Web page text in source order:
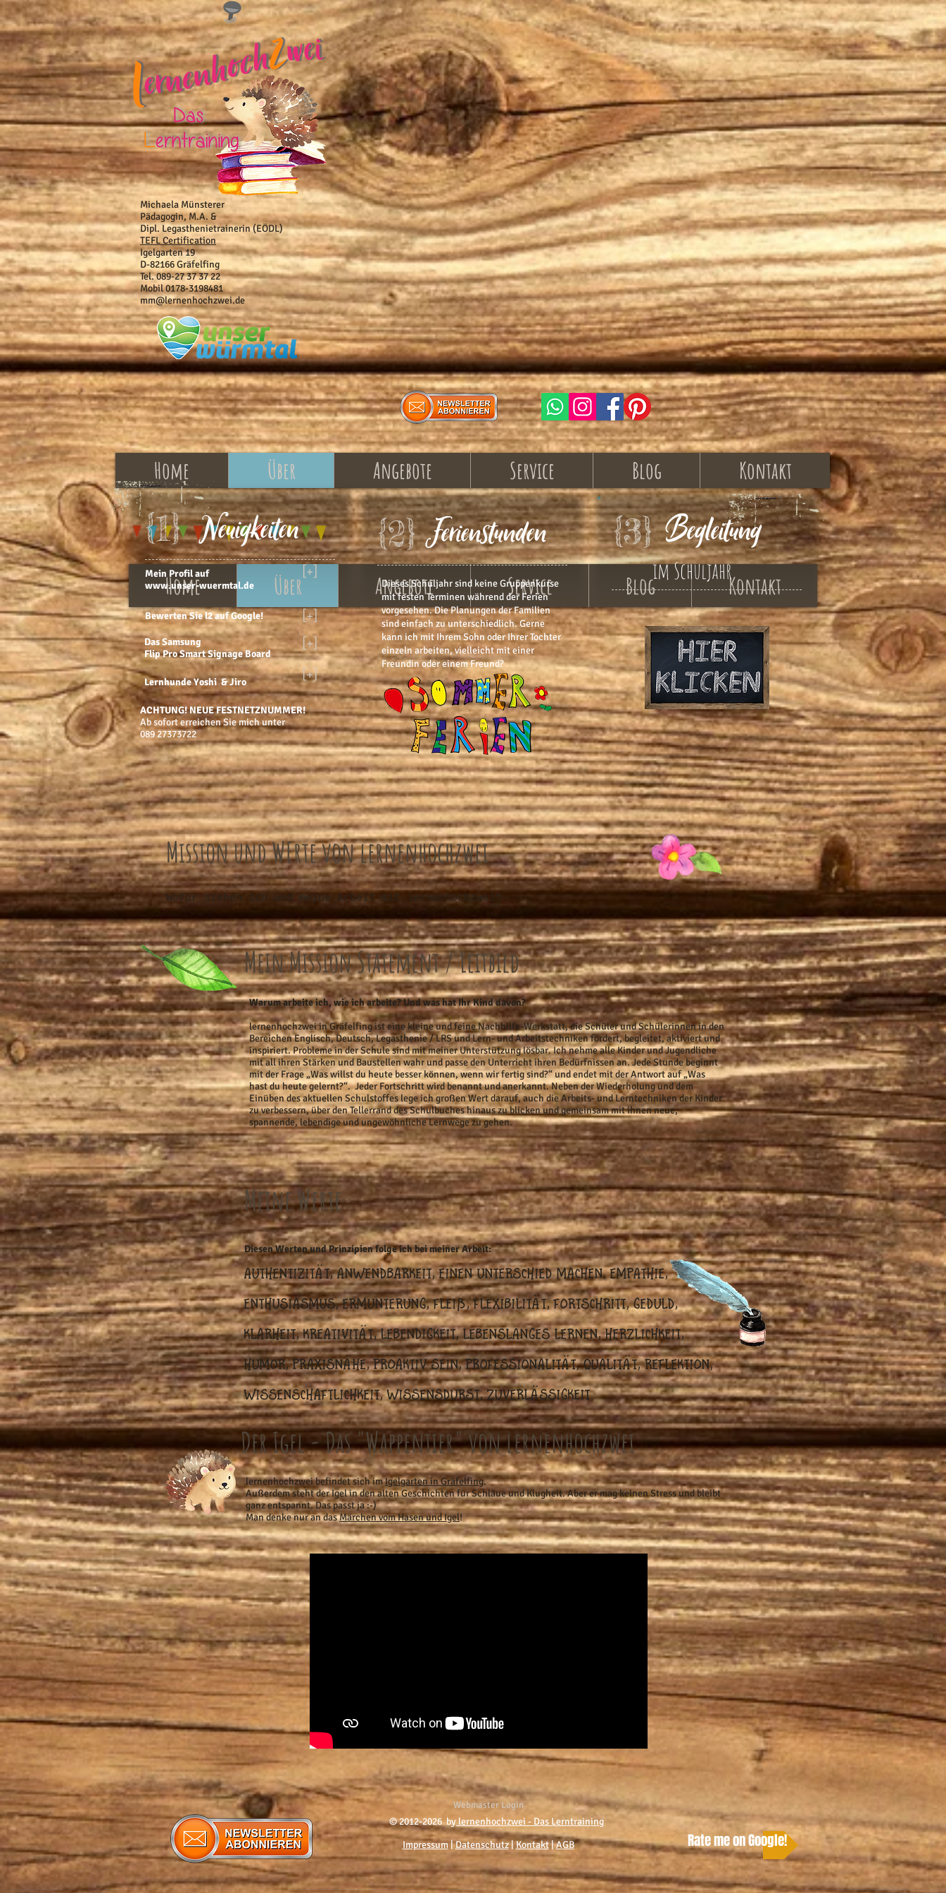
Michaela Münsterer
Pädagogin, M.A. &
Dipl. Legasthenietrainerin (EÖDL)
TEFL Certification
Igelgarten 19
D-82166 Gräfelfing
Tel. 089-27 37 37 22
Mobil 0178-3198481
mm@lernenhochzwei.de
Home Über Angebote Service Blog Kontakt
Home Über Angebote Service Blog Kontakt
Neuigkeiten
{1}
Mein Profil auf
www.unser-wuermtal.de
[+]
Bewerten Sie l2 auf Google! [+]
Das Samsung
Flip Pro Smart Signage Board
Lernhunde Yoshi & Jiro
[+]
[+]
ACHTUNG! NEUE FESTNETZNUMMER!
​Ab sofort erreichen Sie mich unter
089 27373722
Ferienstunden
{2}
Dieses Schuljahr sind keine Gruppenkurse
mit festen Terminen während der Ferien
vorgesehen. Die Planungen der Familien
sind einfach zu unterschiedlich. Gerne
kann ich mit Ihrem Sohn oder Ihrer Tochter
einzeln arbeiten, vielleicht mit einer
Freundin oder einem Freund?
{3} Begleitung
im Schuljahr
Mission und WErte von lernenhochzwei
Wofür stehen ich und meine Arbeit mit lernenhochzwei?
Mein Mission Statement / Leitbild
Warum arbeite ich, wie ich arbeite? Und was hat Ihr Kind davon?
lernenhochzwei in Gräfelfing ist eine kleine und feine Nachhilfe-Werkstatt, die Schüler und Schülerinnen in den
Bereichen Englisch, Deutsch, Legasthenie / LRS und Lern- und Arbeitstechniken fördert, begleitet, aktiviert und
inspiriert. Probleme in der Schule sind mit meiner Unterstützung lösbar. Ich nehme alle Kinder und Jugendliche
mit all ihren Stärken und Baustellen wahr und passe den Unterricht ihren Bedürfnissen an. Jede Stunde beginnt
mit der Frage „Was willst du heute besser können, wenn wir fertig sind?“ und endet mit der Antwort auf „Was
hast du heute gelernt?“. Jeder Fortschritt wird benannt und anerkannt. Neben der Wiederholung und dem
Einüben des aktuellen Schulstoffes lege ich großen Wert darauf, auch die Arbeits- und Lerntechniken der Kinder
zu verbessern, über den Tellerrand des Schulbuches hinaus zu blicken und gemeinsam mit ihnen neue,
spannende, lebendige und ungewöhnliche Lernwege zu gehen.
Meine Werte
Diesen Werten und Prinzipien folge ich bei meiner Arbeit:
Authentizität, Anwendbarkeit, einen Unterschied machen, Empathie,
Enthusiasmus, Ermunterung, Fleiß, Flexibilität, Fortschritt, Geduld,
Klarheit, Kreativität, Lebendigkeit, lebenslanges lernen, Herzlichkeit,
Humor, Praxisnähe, proaktiv sein, Professionalität, Qualität, Reflektion,
Wissenschaftlichkeit, Wissensdurst, ZuverlässigkeIT
Der Igel - Das "Wappentier" von lernenhochzwei
lernenhochzwei befindet sich imIgelgarten in Gräfelfing.
Außerdem steht der Igel in den alten Geschichten für Schläue und Klugheit. Aber er mag keinen Stress und bleibt
ganz entspannt. Das passt ja :-)
Man denke nur an dasMärchen vom Hasen und Igel!
Webmaster Login
© 2012-2026 bylernenhochzwei - Das Lerntraining
Impressum|Datenschutz|Kontakt|AGB Rate me on Google!